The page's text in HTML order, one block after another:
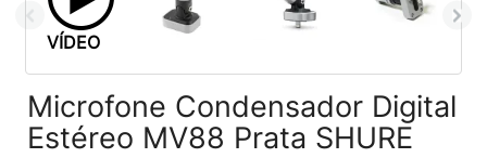
VÍDEO
Microfone Condensador Digital
Estéreo MV88 Prata SHURE